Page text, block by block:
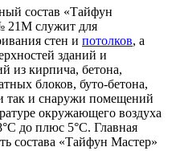
состав «Тайфун
21М служит для
стен и потолков, а
зданий и
из кирпича, бетона,
блоков, буто-бетона,
так и снаружи помещений
окружающего воздуха
до плюс 5°С. Главная
состава «Тайфун Мастер»